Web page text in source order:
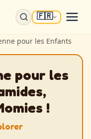
🇫🇷
pour les Enfants
pour les
!